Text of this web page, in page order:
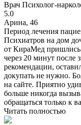
Врач Психолог-
5.0
Арина, 46
Период лечения
Психиатров на дом
от КираМед пришлись
через 20 минут после
рекомендации,
докупать не нужно.
на сайте. Приятно
больше никогда
обращаться только к
Читать полностью